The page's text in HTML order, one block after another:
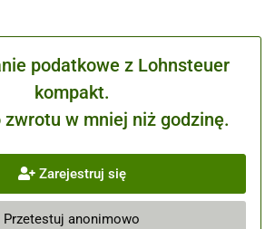
podatkowe z Lohnsteuer
kompakt.
zwrotu w mniej niż godzinę.
Zarejestruj się
Przetestuj anonimowo